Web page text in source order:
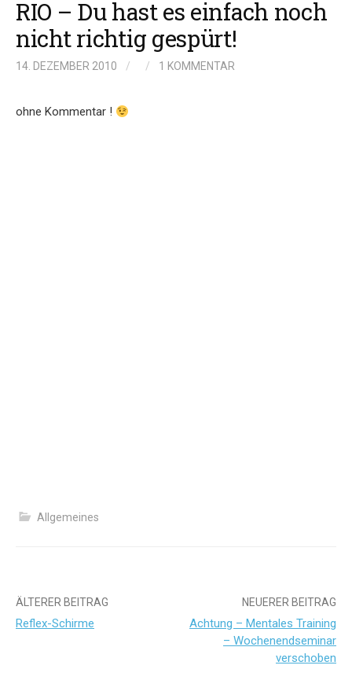
RIO – Du hast es einfach noch
nicht richtig gespürt!
14. DEZEMBER 2010 / / 1 KOMMENTAR
ohne Kommentar !
Allgemeines
Beitrags-
ÄLTERER BEITRAG
Reflex-Schirme
NEUERER BEITRAG
Achtung – Mentales Training
– Wochenendseminar
verschoben